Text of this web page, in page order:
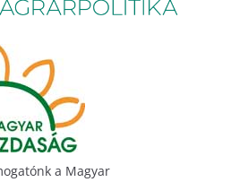
a Magyar